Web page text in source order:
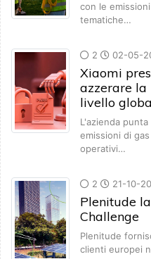
con le
tematiche…
2 02-05-
Xiaomi
azzerare
livello
L'azienda
emissioni di
operativi…
2 21-10-
Plenitude
Challenge
Plenitude
clienti europei